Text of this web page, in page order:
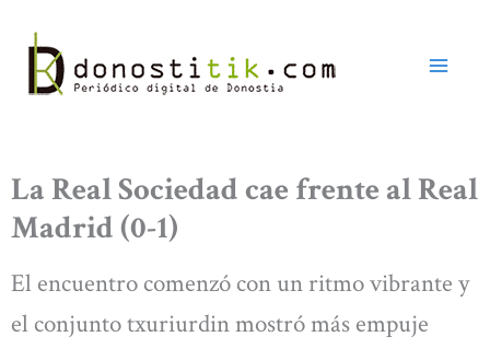
contenido
La Real Sociedad cae frente al Real
Madrid (0-1)
El encuentro comenzó con un ritmo vibrante y
el conjunto txuriurdin mostró más empuje